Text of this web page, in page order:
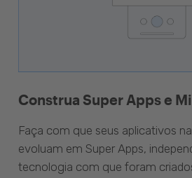
Construa Super Apps e
Faça com que seus aplicativos
evoluam em Super Apps,
tecnologia com que foram